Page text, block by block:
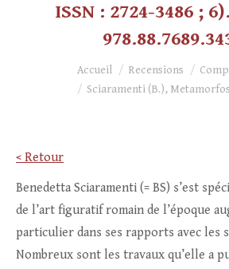
ISSN : 2724-3486 ;
Vous êtes ici :Accueil Recensions
Sciaramenti (B.),
< Retour
Benedetta Sciaramenti (= BS) s’est
de l’art figuratif romain de l’époque
particulier dans ses rapports avec les
Nombreux sont les travaux qu’elle a